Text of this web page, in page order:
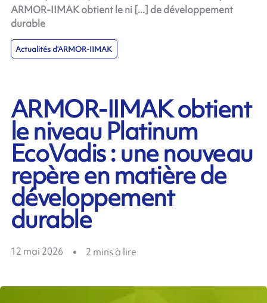
ARMOR-IIMAK obtient le ni [...] de développement
durable
Actualités d’ARMOR-IIMAK
ARMOR-IIMAK obtient
le niveau Platinum
EcoVadis : une nouveau
repère en matière de
développement
durable
12 mai 2026 2 mins à lire